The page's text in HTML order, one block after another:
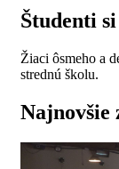
Študenti
Žiaci ôsmeho a
strednú školu.
Najnovšie